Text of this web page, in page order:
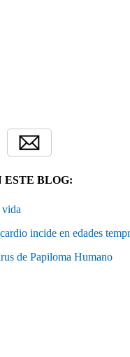
ESTE BLOG:
incide en edades
de Papiloma Humano